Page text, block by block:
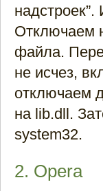
Отключаем
файла.
не исчез,
отключаем
на lib.dll.
system32.
2. Opera